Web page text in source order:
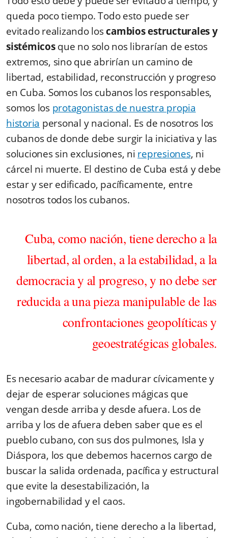
queda poco tiempo. Todo esto puede ser
evitado realizando loscambios estructurales y
sistémicosque no solo nos librarían de estos
extremos, sino que abrirían un camino de
libertad, estabilidad, reconstrucción y progreso
en Cuba. Somos los cubanos los responsables,
somos los protagonistas de nuestra propia
historia personal y nacional. Es de nosotros los
cubanos de donde debe surgir la iniciativa y las
soluciones sin exclusiones, ni represiones, ni
cárcel ni muerte. El destino de Cuba está y debe
estar y ser edificado, pacíficamente, entre
nosotros todos los cubanos.
Cuba, como nación, tiene derecho a la
libertad, al orden, a la estabilidad, a la
democracia y al progreso, y no debe ser
reducida a una pieza manipulable de las
confrontaciones geopolíticas y
geoestratégicas globales.
Es necesario acabar de madurar cívicamente y
dejar de esperar soluciones mágicas que
vengan desde arriba y desde afuera. Los de
arriba y los de afuera deben saber que es el
pueblo cubano, con sus dos pulmones, Isla y
Diáspora, los que debemos hacernos cargo de
buscar la salida ordenada, pacífica y estructural
que evite la desestabilización, la
ingobernabilidad y el caos.
Cuba, como nación, tiene derecho a la libertad,